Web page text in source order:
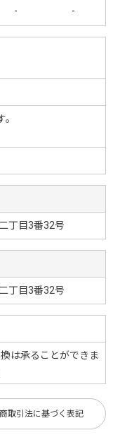
- -
丁目3番32号
丁目3番32号
は承ることができま
取引法に基づく表記